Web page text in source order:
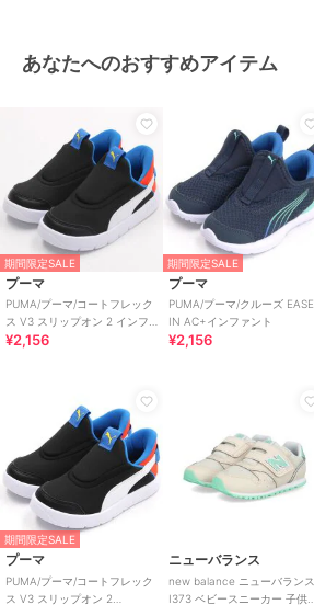
あなたへのおすすめアイテム
期間限定SALE
プーマ
PUMA/プーマ/コートフレック
ス V3 スリップオン 2 インフ
ァント/EASE-IN
¥2,156
期間限定SALE
プーマ
PUMA/プーマ/クルーズ EASE
IN AC+インファント
¥2,156
期間限定SALE
プーマ
PUMA/プーマ/コートフレック
ス V3 スリップオン 2
ニューバランス
new balance ニューバランス
I373 ベビースニーカー 子供靴